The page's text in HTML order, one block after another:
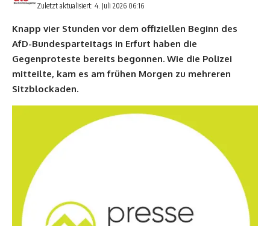
Zuletzt aktualisiert: 4. Juli 2026 06:16
Knapp vier Stunden vor dem offiziellen Beginn des
AfD-Bundesparteitags in Erfurt haben die
Gegenproteste bereits begonnen. Wie die Polizei
mitteilte, kam es am frühen Morgen zu mehreren
Sitzblockaden.